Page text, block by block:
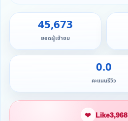
45,673
ยอดผู้เข้าชม
0.0
คะแนนรีวิว
❤ Like3,968